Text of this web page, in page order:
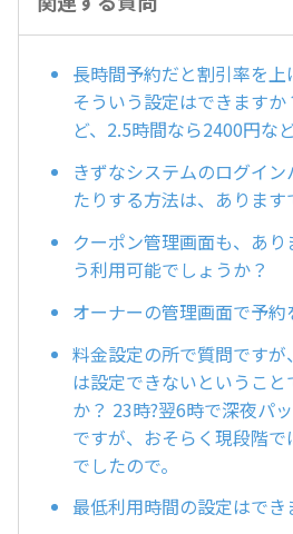
長時間予約だと割引率を上
そういう設定はできます
ど、2.5時間なら2400円など
きずなシステムのログイ
たりする方法は、あります
クーポン管理画面も、あ
う利用可能でしょうか？
オーナーの管理画面で予約
料金設定の所で質問です
は設定できないというこ
か？ 23時?翌6時で深夜パ
ですが、おそらく現段階
でしたので。
最低利用時間の設定はでき